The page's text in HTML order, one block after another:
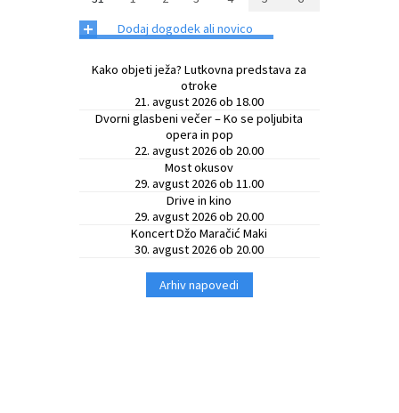
+ Dodaj dogodek ali novico
Kako objeti ježa? Lutkovna predstava za
otroke
21. avgust 2026 ob 18.00
Dvorni glasbeni večer – Ko se poljubita
opera in pop
22. avgust 2026 ob 20.00
Most okusov
29. avgust 2026 ob 11.00
Drive in kino
29. avgust 2026 ob 20.00
Koncert Džo Maračić Maki
30. avgust 2026 ob 20.00
Arhiv napovedi